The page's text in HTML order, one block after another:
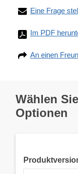
Eine Frage
Im PDF
An einen
Wählen
Optionen